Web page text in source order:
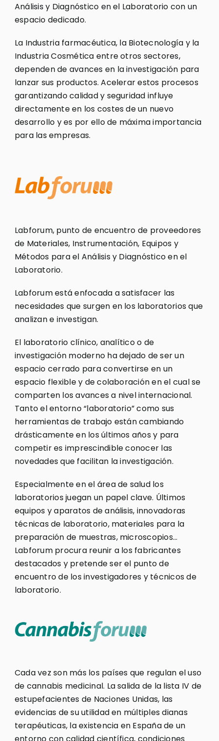
Análisis y Diagnóstico en el Laboratorio con un
espacio dedicado.
La Industria farmacéutica, la Biotecnología y la
Industria Cosmética entre otros sectores,
dependen de avances en la investigación para
lanzar sus productos. Acelerar estos procesos
garantizando calidad y seguridad influye
directamente en los costes de un nuevo
desarrollo y es por ello de máxima importancia
para las empresas.
Labforum, punto de encuentro de proveedores
de Materiales, Instrumentación, Equipos y
Métodos para el Análisis y Diagnóstico en el
Laboratorio.
Labforum está enfocada a satisfacer las
necesidades que surgen en los laboratorios que
analizan e investigan.
El laboratorio clínico, analítico o de
investigación moderno ha dejado de ser un
espacio cerrado para convertirse en un
espacio flexible y de colaboración en el cual se
comparten los avances a nivel internacional.
Tanto el entorno “laboratorio” como sus
herramientas de trabajo están cambiando
drásticamente en los últimos años y para
competir es imprescindible conocer las
novedades que facilitan la investigación.
Especialmente en el área de salud los
laboratorios juegan un papel clave. Últimos
equipos y aparatos de análisis, innovadoras
técnicas de laboratorio, materiales para la
preparación de muestras, microscopios…
Labforum procura reunir a los fabricantes
destacados y pretende ser el punto de
encuentro de los investigadores y técnicos de
laboratorio.
Cada vez son más los países que regulan el uso
de cannabis medicinal. La salida de la lista IV de
estupefacientes de Naciones Unidas, las
evidencias de su utilidad en múltiples dianas
terapéuticas, la existencia en España de un